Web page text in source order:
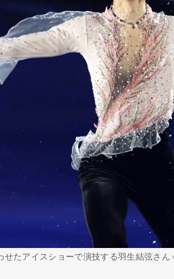
たアイスショーで演技する羽生結弦さ